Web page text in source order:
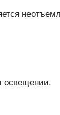
освещении.